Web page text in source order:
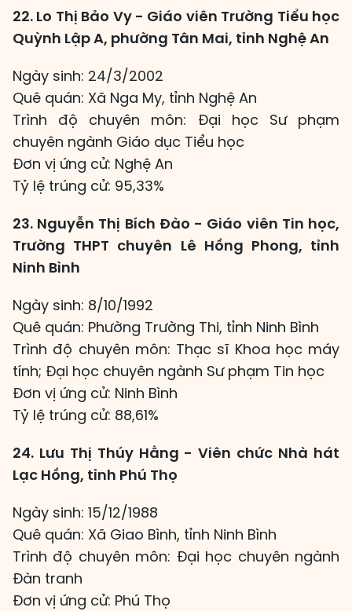
22. Lo Thị Bảo Vy - Giáo viên Trường Tiểu học
Quỳnh Lập A, phường Tân Mai, tỉnh Nghệ An
Ngày sinh: 24/3/2002
Quê quán: Xã Nga My, tỉnh Nghệ An
Trình độ chuyên môn: Đại học Sư phạm
chuyên ngành Giáo dục Tiểu học
Đơn vị ứng cử: Nghệ An
Tỷ lệ trúng cử: 95,33%
23. Nguyễn Thị Bích Đào - Giáo viên Tin học,
Trường THPT chuyên Lê Hồng Phong, tỉnh
Ninh Bình
Ngày sinh: 8/10/1992
Quê quán: Phường Trường Thi, tỉnh Ninh Bình
Trình độ chuyên môn: Thạc sĩ Khoa học máy
tính; Đại học chuyên ngành Sư phạm Tin học
Đơn vị ứng cử: Ninh Bình
Tỷ lệ trúng cử: 88,61%
24. Lưu Thị Thúy Hằng - Viên chức Nhà hát
Lạc Hồng, tỉnh Phú Thọ
Ngày sinh: 15/12/1988
Quê quán: Xã Giao Bình, tỉnh Ninh Bình
Trình độ chuyên môn: Đại học chuyên ngành
Đàn tranh
Đơn vị ứng cử: Phú Thọ